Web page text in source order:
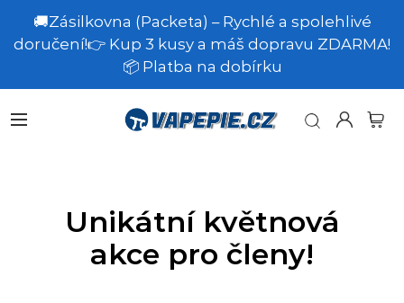
🚚Zásilkovna (Packeta) – Rychlé a spolehlivé
doručení!👉 Kup 3 kusy a máš dopravu ZDARMA!
📦 Platba na dobírku
Unikátní květnová
akce pro členy!